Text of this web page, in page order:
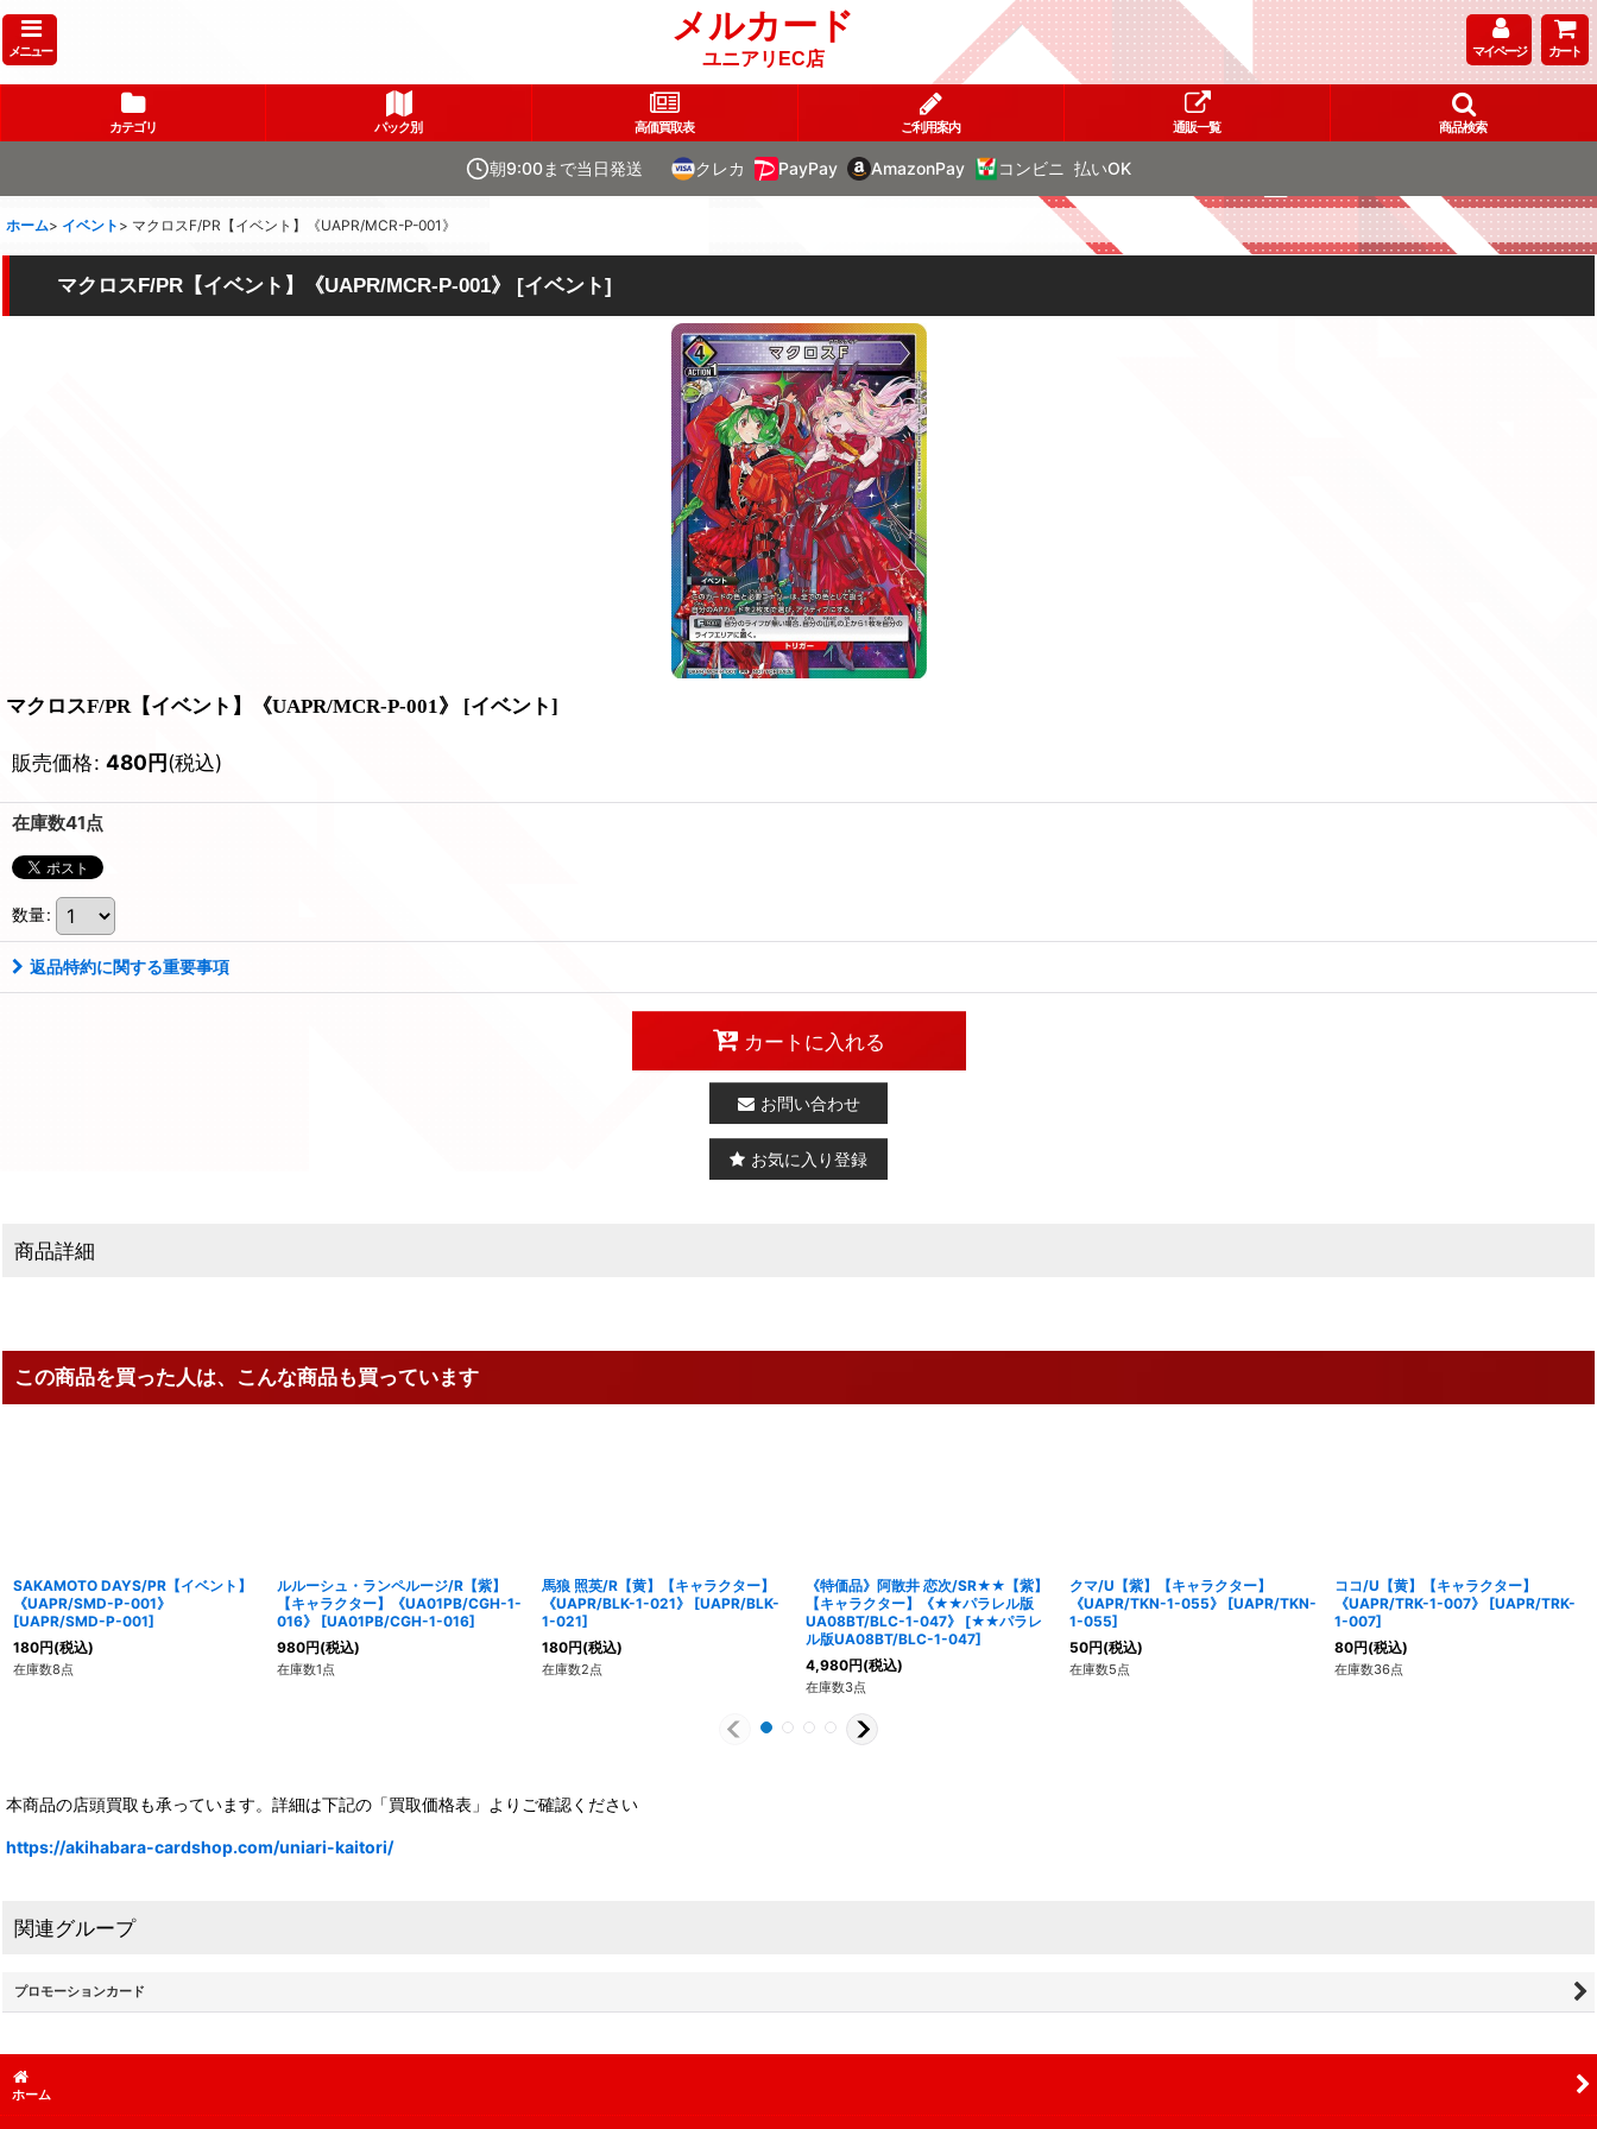
メニュー
メルカード
ユニアリEC店 マイページ カート
カテゴリ パック別 高価買取表 ご利用案内 通販一覧 商品検索
朝9:00まで当日発送 クレカ PayPay AmazonPay コンビニ 払いOK
ホーム> イベント > マクロスF/PR【イベント】《UAPR/MCR-P-001》
マクロスF/PR【イベント】《UAPR/MCR-P-001》 [イベント]
マクロスF/PR【イベント】《UAPR/MCR-P-001》 [イベント]
販売価格: 480円(税込)
在庫数41点
数量:
返品特約に関する重要事項
カートに入れる
お問い合わせ
お気に入り登録
商品詳細
この商品を買った人は、こんな商品も買っています
SAKAMOTO DAYS/PR【イベント】
《UAPR/SMD-P-001》
[UAPR/SMD-P-001]
180円(税込)
在庫数8点
ルルーシュ・ランペルージ/R【紫】
【キャラクター】《UA01PB/CGH-1-
016》
[UA01PB/CGH-1-016]
980円(税込)
在庫数1点
馬狼 照英/R【黄】【キャラクター】
《UAPR/BLK-1-021》
[UAPR/BLK-
1-021]
180円(税込)
在庫数2点
《特価品》阿散井 恋次/SR★★【紫】
【キャラクター】《★★パラレル版
UA08BT/BLC-1-047》
[★★パラレ
ル版UA08BT/BLC-1-047]
4,980円(税込)
在庫数3点
クマ/U【紫】【キャラクター】
《UAPR/TKN-1-055》
[UAPR/TKN-
1-055]
50円(税込)
在庫数5点
ココ/U【黄】【キャラクター】
《UAPR/TRK-1-007》
[UAPR/TRK-
1-007]
80円(税込)
在庫数36点
本商品の店頭買取も承っています。詳細は下記の「買取価格表」よりご確認ください
https://akihabara-cardshop.com/uniari-kaitori/
関連グループ
プロモーションカード
ホーム